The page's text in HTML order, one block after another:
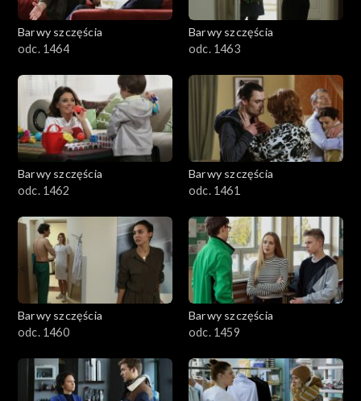
Barwy szczęścia
odc. 1464
Barwy szczęścia
odc. 1463
Barwy szczęścia
odc. 1462
Barwy szczęścia
odc. 1461
Barwy szczęścia
odc. 1460
Barwy szczęścia
odc. 1459